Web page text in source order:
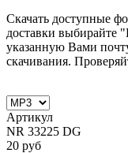
Скачать доступные
доставки выбирайте
указанную Вами
скачивания.
Артикул
NR 33225 DG
20 руб